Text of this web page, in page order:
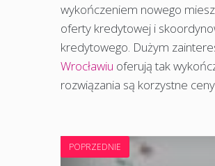
wykończeniem nowego
oferty kredytowej i
kredytowego. Dużym
Wrocławiu oferują tak
rozwiązania są korzystne
POPRZEDNIE